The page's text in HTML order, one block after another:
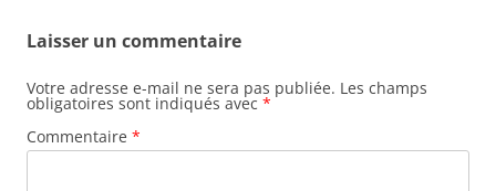
Laisser un commentaire
Votre adresse e-mail ne sera pas publiée. Les champs
obligatoires sont indiqués avec *
Commentaire *